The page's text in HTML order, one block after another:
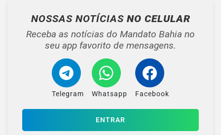
NOSSAS NOTÍCIAS NO CELULAR
Receba as notícias do Mandato Bahia no
seu app favorito de mensagens.
Telegram Whatsapp Facebook
ENTRAR